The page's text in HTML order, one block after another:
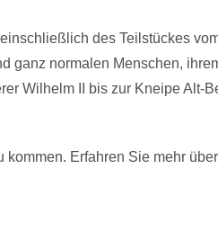
des Teilstückes
ganz normalen Menschen,
Wilhelm II bis zur Kneipe Alt-
Erfahren Sie mehr